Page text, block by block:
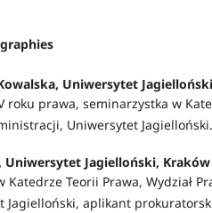
Uniwersytet
roku prawa, seminarzystka w
Uniwersytet Jagielloński.
Uniwersytet Jagielloński, Kraków
Katedrze Teorii Prawa, Wydział
Jagielloński, aplikant